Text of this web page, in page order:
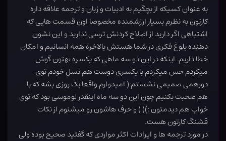
به عنوان کسیکه از بچگیم به ادبیات و زبان و ترجمه علاقه داره
کارتون به نظرم بسیار ارزشمنده مخصوصا اون قسمت هایی که
اشتباهی اگر دارید از اصلاح کردنش ترسی ندارید و این نشون
دهنده بلوغ فکری در شما هستش بالاخره همه انسانیم و امکان
خطا داریم. اینکه در این دو سه ماهی که یکسره بهتون گوش
میکردم حس میکردم با یکسری دوست هم نسل خودم توی
دورهمی صمیمی نشستم ( امیدوارم واقعا یک روزی بشه که با
هم صحبت بکنیم چون این دو سه ماه اینقدر لوموسی بود که توی
خواب هم دیدمتون :))‌ ) و حرف هاشون رو میشنوم از نکات
قشنگ کارتون هست.
در مورد ترجمه ها و ایرادات اکثر مواردی که گفتید صحیح بوده ولی